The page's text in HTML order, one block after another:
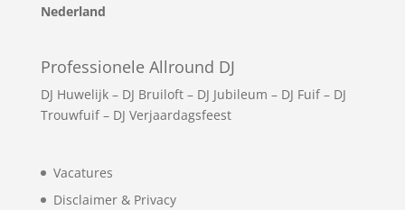
Nederland
Professionele Allround DJ
DJ Huwelijk– DJ Bruiloft– DJ Jubileum – DJ Fuif– DJ
Trouwfuif– DJ Verjaardagsfeest
Vacatures
Disclaimer & Privacy